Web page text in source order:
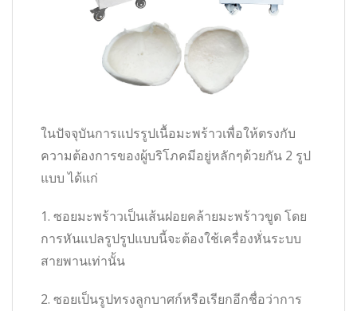
ในปัจจุบันการแปรรูปเนื้อมะพร้าวเพื่อให้ตรงกับ
ความต้องการของผู้บริโภคมีอยู่หลักๆด้วยกัน 2 รูป
แบบ ได้แก่
1. ซอยมะพร้าวเป็นเส้นฝอยคล้ายมะพร้าวขูด โดย
การหันแปลรูปรูปแบบนี้จะต้องใช้เครื่องหั่นระบบ
สายพานเท่านั้น
2. ซอยเป็นรูปทรงลูกบาศก์หรือเรียกอีกชื่อว่าการ